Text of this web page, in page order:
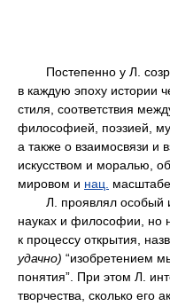
Постепенно у Л.
в каждую эпоху истории
стиля, соответствия
философией, поэзией,
а также о взаимосвязи и
искусством и моралью,
мировом и нац.
масштабе.
Л. проявлял особый
науках и философии, но
к процессу открытия,
удачно) “изобретением
понятия”. При этом Л.
творчества, сколько его